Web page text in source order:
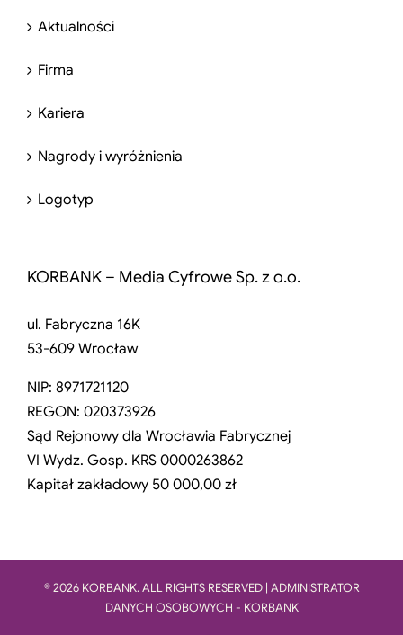
Aktualności
Firma
Kariera
Nagrody i wyróżnienia
Logotyp
KORBANK – Media Cyfrowe Sp. z o.o.
ul. Fabryczna 16K
53-609 Wrocław
NIP: 8971721120
REGON: 020373926
Sąd Rejonowy dla Wrocławia Fabrycznej
VI Wydz. Gosp. KRS 0000263862
Kapitał zakładowy 50 000,00 zł
© 2026 KORBANK. ALL RIGHTS RESERVED | ADMINISTRATOR
DANYCH OSOBOWYCH - KORBANK